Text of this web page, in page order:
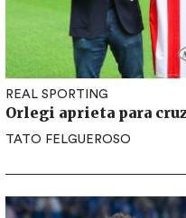
REAL SPORTING
Orlegi aprieta para
TATO FELGUEROSO